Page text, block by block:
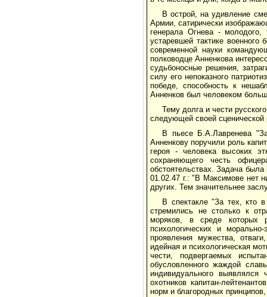
В острой, на удивление
Армии, сатирически
генерала Огнева - молодого,
устаревшей тактике
современной науки
полководце Анненкова
судьбоносные решения,
силу его непоказного
победе, способность к
Анненков был человеком
Тему долга и чести
следующей своей
В пьесе Б.А.Лавренева
Анненкову поручили роль
героя - человека высоких
сохраняющего честь
обстоятельствах. Задача
01.02.47 г.: "В Максимове нет
других. Тем значительнее
В спектакле "За тех, кто
стремились не столько к
моряков, в среде которых
психологических и
проявления мужества,
идейная и психологическая
чести, подвергаемых
обусловленного жаждой
индивидуального выявлялся
охотников капитан-
норм и благородных